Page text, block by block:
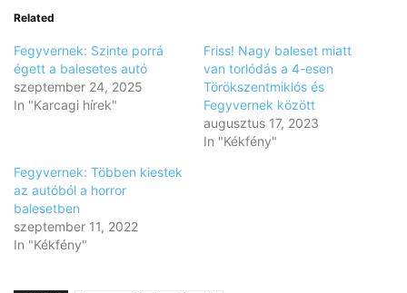
Related
Fegyvernek: Szinte porrá
égett a balesetes autó
szeptember 24, 2025
In "Karcagi hírek"
Friss! Nagy baleset miatt
van torlódás a 4-esen
Törökszentmiklós és
Fegyvernek között
augusztus 17, 2023
In "Kékfény"
Fegyvernek: Többen kiestek
az autóból a horror
balesetben
szeptember 11, 2022
In "Kékfény"